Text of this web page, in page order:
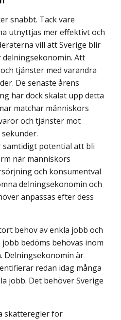
snabbt. Tack vare
utnyttjas mer effektivt och
vill att Sverige blir
Att
tjänster med varandra
De senaste årens
har dock skalat upp detta
matchar människors
och tjänster mot
potential att bli
när människors
och konsumentval
delningsekonomin och
anpassas efter dess
behov av enkla jobb och
bedöms behövas inom
Delningsekonomin är
redan idag många
jobb. Det behöver Sverige
skatteregler för